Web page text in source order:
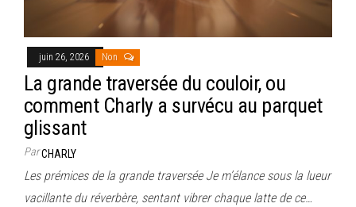
juin 26, 2026 Non
La grande traversée du couloir, ou
comment Charly a survécu au parquet
glissant
ParCHARLY
Les prémices de la grande traversée Je m’élance sous la lueur
vacillante du réverbère, sentant vibrer chaque latte de ce…